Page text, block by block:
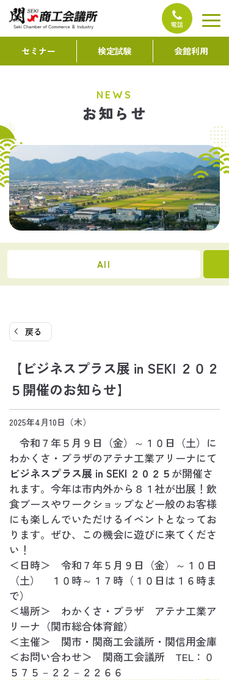
ン
テ
ツ
ッ
プ
電話
セミナー 検定試験 会館利用
NEWS
お知らせ
All
戻る
【ビジネスプラス展 in SEKI ２０２
５開催のお知らせ】
2025年4月10日（木）
令和７年５月９日（金）～１０日（土）に
わかくさ・プラザのアテナ工業アリーナにて
ビジネスプラス展 in SEKI ２０２５ が開催さ
れます。今年は市内外から８１社が出展！飲
食ブースやワークショップなど一般のお客様
にも楽しんでいただけるイベントとなってお
ります。ぜひ、この機会に遊びに来てくださ
い！
＜日時＞ 令和７年５月９日（金）～１０日
（土） １０時～１７時（１０日は１６時ま
で）
＜場所＞ わかくさ・プラザ アテナ工業ア
リーナ（関市総合体育館）
＜主催＞ 関市・関商工会議所・関信用金庫
＜お問い合わせ＞ 関商工会議所 TEL：０
５７５－２２－２２６６